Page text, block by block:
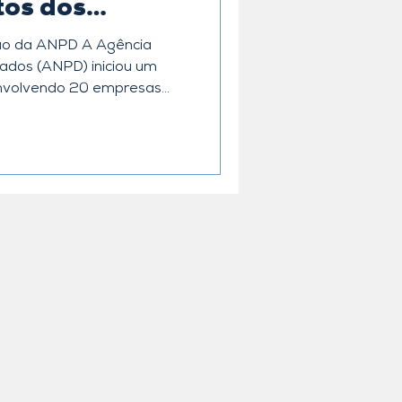
dos
A Agência
iniciou um
20 empresas
eficazes com titulares